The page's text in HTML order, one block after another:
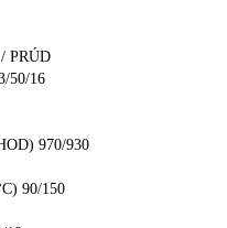
PRÚD
16
SILA) 4,9
(L/HOD) 970/930
(°C) 90/150